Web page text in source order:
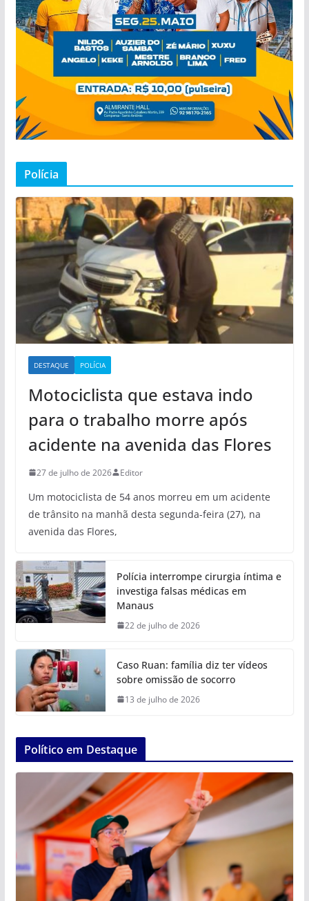
Polícia
DESTAQUE POLÍCIA
Motociclista que estava indo
para o trabalho morre após
acidente na avenida das Flores
27 de julho de 2026 Editor
Um motociclista de 54 anos morreu em um acidente
de trânsito na manhã desta segunda-feira (27), na
avenida das Flores,
Polícia interrompe cirurgia íntima e
investiga falsas médicas em
Manaus
22 de julho de 2026
Caso Ruan: família diz ter vídeos
sobre omissão de socorro
13 de julho de 2026
Político em Destaque